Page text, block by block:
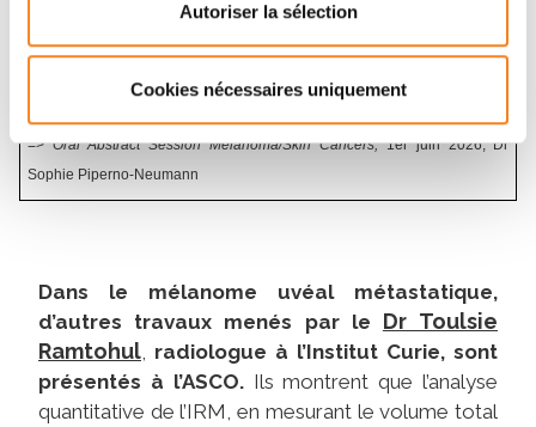
Autoriser la sélection
Cookies nécessaires uniquement
Darovasertib plus crizotinib vs investigator’s choice as first-line
treatment for patients with HLA-A2 negative metastatic uveal
=>Oral Abstract Session Melanoma/Skin Cancers,1er juin 2026, Dr
Sophie Piperno-Neumann
Dans le mélanome uvéal métastatique,
d’autres travaux menés par le Dr Toulsie
Ramtohul radiologue à l’Institut Curie, sont
présentés à l’ASCO. Ils montrent que l’analyse
quantitative de l’IRM, en mesurant le volume total